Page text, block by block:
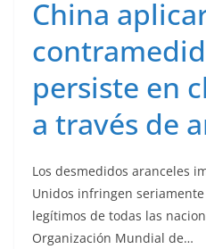
China
persiste en
a través de
Los desmedidos aranceles
Unidos infringen
legítimos de todas las
Organización Mundial de…